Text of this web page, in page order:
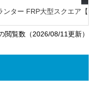
ンター FRP大型スクエア 【ト
閲覧数（2026/08/11更新）